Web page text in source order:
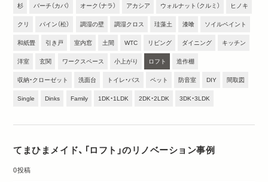
杉 バーチ（カバ） オーク（ナラ） アカシア ウォルナット（クルミ） ヒノキ
クリ パイン（松） 調湿の壁 調湿クロス 珪藻土 漆喰 ソイルペイント
和紙畳 引き戸 室内窓 土間 WTC リビング ダイニング キッチン
洋室 玄関 ワークスペース 小上がり ロフト 造作棚
収納・クローゼット 洗面台 トイレ・バス ペット 防音室 DIY 間取図
Single Dinks Family 1DK・1LDK 2DK・2LDK 3DK・3LDK
てまひまメイド、「ロフト」のリノベーション事例
0投稿